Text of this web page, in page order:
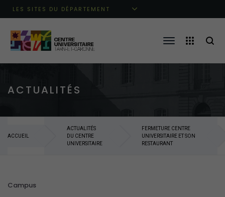
Aller au menu principal
Aller au contenu
Aller à la recherche
LES SITES DU DÉPARTEMENT
ACTUALITÉS
ACCUEIL
ACTUALITÉS
DU CENTRE
UNIVERSITAIRE
FERMETURE CENTRE
UNIVERSITAIRE ET SON
RESTAURANT
Campus